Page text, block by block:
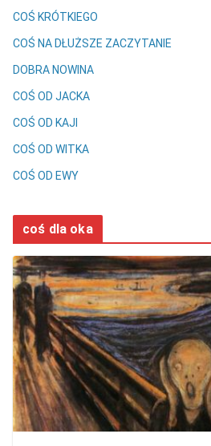
COŚ KRÓTKIEGO
COŚ NA DŁUŻSZE ZACZYTANIE
DOBRA NOWINA
COŚ OD JACKA
COŚ OD KAJI
COŚ OD WITKA
COŚ OD EWY
coś dla oka